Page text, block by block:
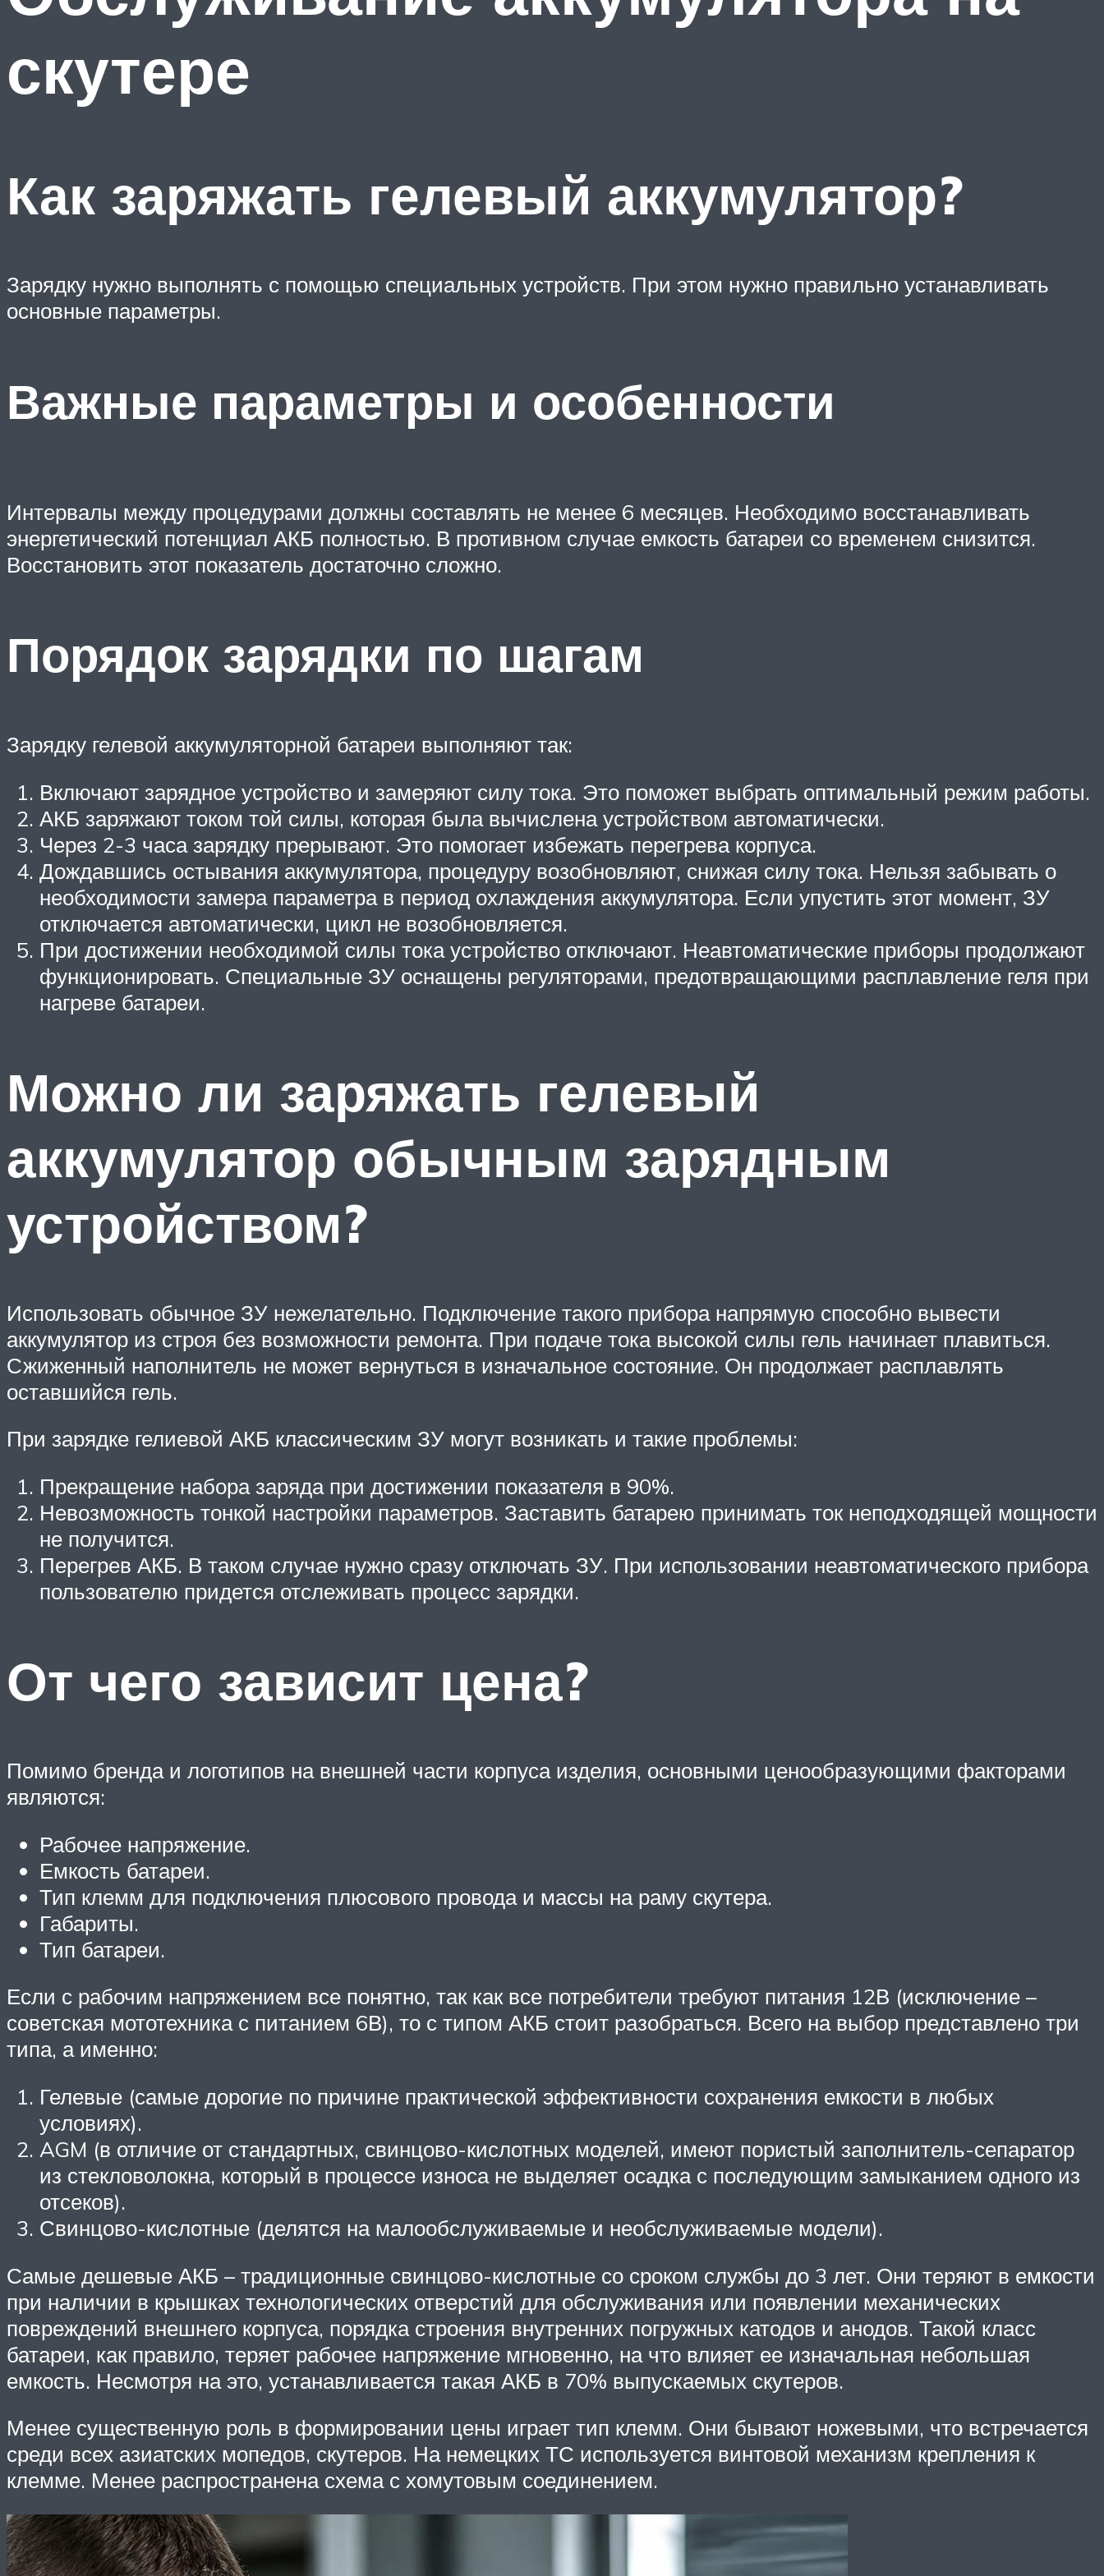
скутере
Как заряжать гелевый аккумулятор?
Зарядку нужно выполнять с помощью специальных устройств. При этом нужно правильно устанавливать
основные параметры.
Важные параметры и особенности
Интервалы между процедурами должны составлять не менее 6 месяцев. Необходимо восстанавливать
энергетический потенциал АКБ полностью. В противном случае емкость батареи со временем снизится.
Восстановить этот показатель достаточно сложно.
Порядок зарядки по шагам
Зарядку гелевой аккумуляторной батареи выполняют так:
Включают зарядное устройство и замеряют силу тока. Это поможет выбрать оптимальный режим работы.
АКБ заряжают током той силы, которая была вычислена устройством автоматически.
Через 2-3 часа зарядку прерывают. Это помогает избежать перегрева корпуса.
Дождавшись остывания аккумулятора, процедуру возобновляют, снижая силу тока. Нельзя забывать о
необходимости замера параметра в период охлаждения аккумулятора. Если упустить этот момент, ЗУ
отключается автоматически, цикл не возобновляется.
При достижении необходимой силы тока устройство отключают. Неавтоматические приборы продолжают
функционировать. Специальные ЗУ оснащены регуляторами, предотвращающими расплавление геля при
нагреве батареи.
Можно ли заряжать гелевый
аккумулятор обычным зарядным
устройством?
Использовать обычное ЗУ нежелательно. Подключение такого прибора напрямую способно вывести
аккумулятор из строя без возможности ремонта. При подаче тока высокой силы гель начинает плавиться.
Сжиженный наполнитель не может вернуться в изначальное состояние. Он продолжает расплавлять
оставшийся гель.
При зарядке гелиевой АКБ классическим ЗУ могут возникать и такие проблемы:
Прекращение набора заряда при достижении показателя в 90%.
Невозможность тонкой настройки параметров. Заставить батарею принимать ток неподходящей мощности
не получится.
Перегрев АКБ. В таком случае нужно сразу отключать ЗУ. При использовании неавтоматического прибора
пользователю придется отслеживать процесс зарядки.
От чего зависит цена?
Помимо бренда и логотипов на внешней части корпуса изделия, основными ценообразующими факторами
являются:
Рабочее напряжение.
Емкость батареи.
Тип клемм для подключения плюсового провода и массы на раму скутера.
Габариты.
Тип батареи.
Если с рабочим напряжением все понятно, так как все потребители требуют питания 12В (исключение –
советская мототехника с питанием 6В), то с типом АКБ стоит разобраться. Всего на выбор представлено три
типа, а именно:
Гелевые (самые дорогие по причине практической эффективности сохранения емкости в любых
условиях).
AGM (в отличие от стандартных, свинцово-кислотных моделей, имеют пористый заполнитель-сепаратор
из стекловолокна, который в процессе износа не выделяет осадка с последующим замыканием одного из
отсеков).
Свинцово-кислотные (делятся на малообслуживаемые и необслуживаемые модели).
Самые дешевые АКБ – традиционные свинцово-кислотные со сроком службы до 3 лет. Они теряют в емкости
при наличии в крышках технологических отверстий для обслуживания или появлении механических
повреждений внешнего корпуса, порядка строения внутренних погружных катодов и анодов. Такой класс
батареи, как правило, теряет рабочее напряжение мгновенно, на что влияет ее изначальная небольшая
емкость. Несмотря на это, устанавливается такая АКБ в 70% выпускаемых скутеров.
Менее существенную роль в формировании цены играет тип клемм. Они бывают ножевыми, что встречается
среди всех азиатских мопедов, скутеров. На немецких ТС используется винтовой механизм крепления к
клемме. Менее распространена схема с хомутовым соединением.